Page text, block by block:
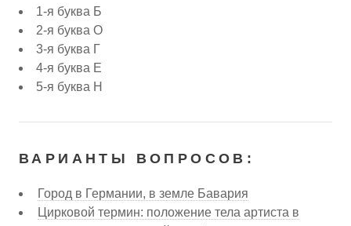
1-я буква Б
2-я буква О
3-я буква Г
4-я буква Е
5-я буква Н
ВАРИАНТЫ ВОПРОСОВ:
Город в Германии, в земле Бавария
Цирковой термин: положение тела артиста в